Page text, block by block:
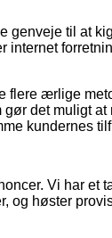
genveje til at
internet
flere ærlige
det muligt
kundernes
Vi har et
og høster